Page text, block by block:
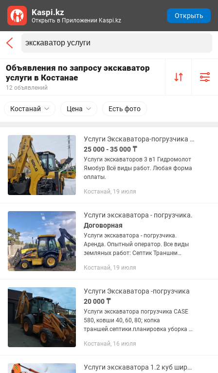
Объявления по запросу экскаватор
услуги в Костанае
12 объявлений
Костанай Цена Есть фото
Услуги Экскаватора-погрузчика 3в1
25 000 - 35 000 ₸
Услуги экскаваторов 3 в1 Гидромолот
Ямобур Всё виды работ. Любая форма
оплаты.
Костанай, 19 июля
Услуги экскаватора - погрузчика.
Договорная
Услуги экскаватора - погрузчика.
Аренда. Опытный оператор. Все виды
земляных работ: Септик Траншеи
Наличный, безналичный расчет.
Костанай, 19 июля
Услуги Экскаватора -погрузчика
20 000 ₸
Услуги экскаватора погрузчика CASE
580, ковши 40, 60, 80; копка
траншей.септики.планировка уборка и
долгосрочной аренды, наличный и
Костанай, 16 июля
Услуги экскаватора 1.2 куб ширина метр ковша, цены договорные
Kaspi.kz
Открыть в Приложении Kaspi.kz
Открыть